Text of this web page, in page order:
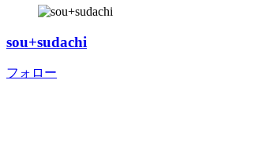
sou+sudachi
フォロー